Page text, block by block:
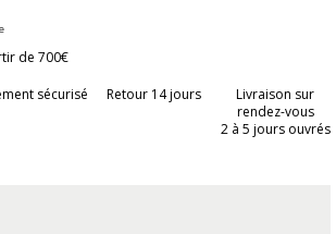
de 700€
sécurisé Retour 14 jours
Livraison sur
rendez-vous
2 à 5 jours ouvrés